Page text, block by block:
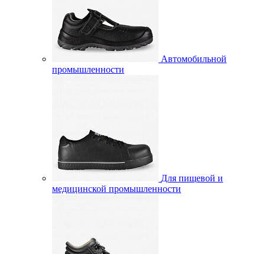
Автомобильной
промышленности
Для пищевой и
медицинской промышленности